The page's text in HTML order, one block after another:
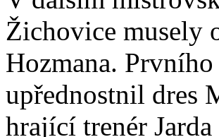
Žichovice musely
Hozmana.
upřednostnil dres
hrající trenér